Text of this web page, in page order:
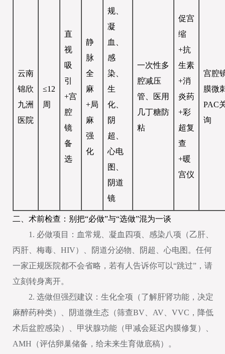
云南
锦欣
九洲
医院
≤12
周
直
视
吸
引
+宫
腔
镜
备
选
静
脉
全
麻
+局
麻
强
化
规、
凝
血、
感
染、
生
化、
阴
超、
心电
图、
阴道
镜
一次性多
腔减压
管、医用
几丁糖防
粘
促宫
缩
+抗
生素
+消
炎药
+彩
超复
查
+暖
宫仪
宫腔
膜微
PAC
询
二、术前检查：别把“必做”与“选做”混为一谈
1. 必做项目：血常规、凝血四项、感染八项（乙肝、
丙肝、梅毒、HIV）、阴道分泌物、阴超、心电图。任何
一家正规医院都不会省略，若有人告诉你可以“跳过”，请
立刻转身离开。
2. 选做但强烈建议：生化全项（了解肝肾功能，决定
麻醉药种类）、阴道微生态（筛查BV、AV、VVC，降低
术后盆腔感染）、甲状腺功能（甲减会延迟内膜修复）、
AMH（评估卵巢储备，给未来生育做底稿）。